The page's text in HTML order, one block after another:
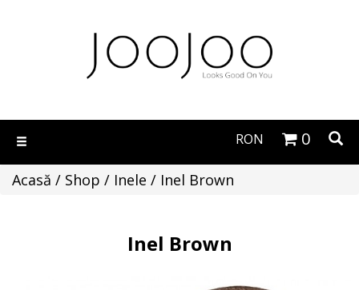
Toggle
0
RON
Acasă / Shop / Inele / Inel Brown
Inel Brown